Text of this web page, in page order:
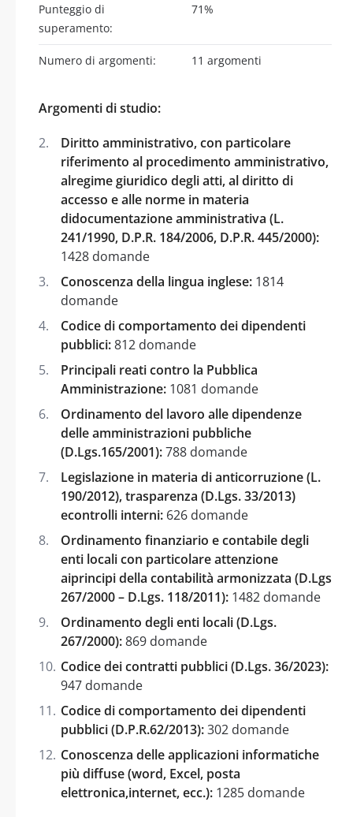
Punteggio di
superamento:
71%
Numero di argomenti: 11 argomenti
Argomenti di studio:
Diritto amministrativo, con particolare
riferimento al procedimento amministrativo,
alregime giuridico degli atti, al diritto di
accesso e alle norme in materia
didocumentazione amministrativa (L.
241/1990, D.P.R. 184/2006, D.P.R. 445/2000):
1428 domande
Conoscenza della lingua inglese: 1814
domande
Codice di comportamento dei dipendenti
pubblici:812 domande
Principali reati contro la Pubblica
Amministrazione: 1081 domande
Ordinamento del lavoro alle dipendenze
delle amministrazioni pubbliche
(D.Lgs.165/2001):788 domande
Legislazione in materia di anticorruzione (L.
190/2012), trasparenza (D.Lgs. 33/2013)
econtrolli interni: 626 domande
Ordinamento finanziario e contabile degli
enti locali con particolare attenzione
aiprincipi della contabilità armonizzata (D.Lgs
267/2000 – D.Lgs. 118/2011): 1482 domande
Ordinamento degli enti locali (D.Lgs.
267/2000):869 domande
Codice dei contratti pubblici (D.Lgs. 36/2023):
947 domande
Codice di comportamento dei dipendenti
pubblici (D.P.R.62/2013):302 domande
Conoscenza delle applicazioni informatiche
più diffuse (word, Excel, posta
elettronica,internet, ecc.): 1285 domande